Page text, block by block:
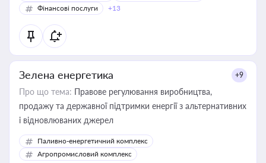
Фінансові послуги
+13
Зелена енергетика +9
Про що тема: Правове регулювання виробництва,
продажу та державної підтримки енергії з альтернативних
і відновлюваних джерел
Паливно-енергетичний комплекс
Агропромисловий комплекс